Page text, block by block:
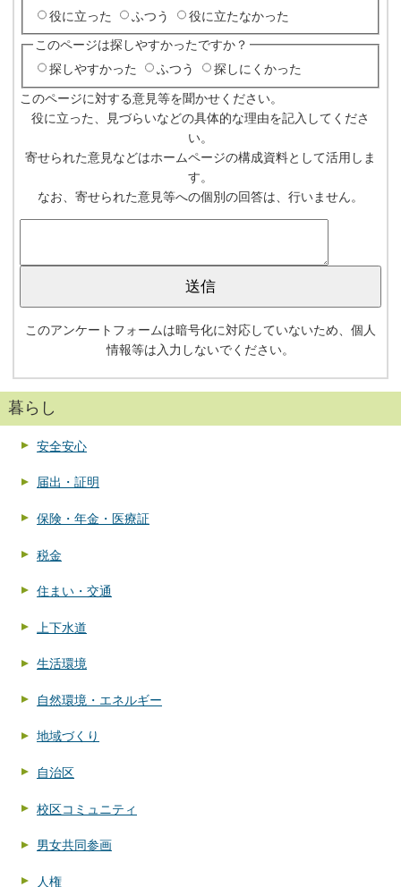
役に立った
ふつう 役に立たなかった
このページは探しやすかったですか？
探しやすかった
ふつう 探しにくかった
このページに対する意見等を聞かせください。
役に立った、見づらいなどの具体的な理由を記入してくださ
い。
寄せられた意見などはホームページの構成資料として活用しま
す。
なお、寄せられた意見等への個別の回答は、行いません。
このアンケートフォームは暗号化に対応していないため、個人
情報等は入力しないでください。
暮らし
安全安心
届出・証明
保険・年金・医療証
税金
住まい・交通
上下水道
生活環境
自然環境・エネルギー
地域づくり
自治区
校区コミュニティ
男女共同参画
人権